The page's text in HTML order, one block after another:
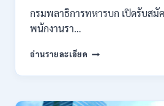
กรมพลาธิการทหารบก เปิดรับสมั
พนักงานรา…
อ่านรายละเอียด กรม
ทหาร
เปิด